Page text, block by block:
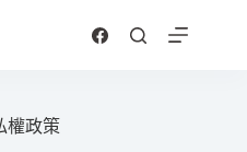
權政策